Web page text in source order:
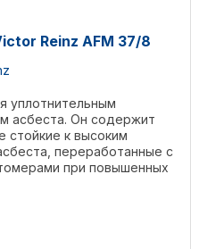
Reinz AFM 37/8
уплотнительным
асбеста. Он содержит
стойкие к высоким
переработанные с
при повышенных